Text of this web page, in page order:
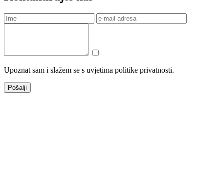
Upoznat sam i slažem se s uvjetima politike privatnosti.
Pošalji